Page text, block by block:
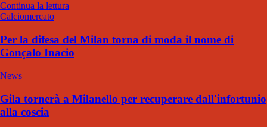
Continua la lettura
Calciomercato
Per la difesa del Milan torna di moda il nome di
Gonçalo Inacio
News
Gila tornerà a Milanello per recuperare dall'infortunio
alla coscia